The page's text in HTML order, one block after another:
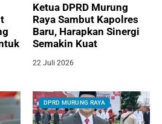
Ketua DPRD Murung
Raya Sambut Kapolres
Baru, Harapkan Sinergi
Semakin Kuat
22 Juli 2026
DPRD MURUNG RAYA